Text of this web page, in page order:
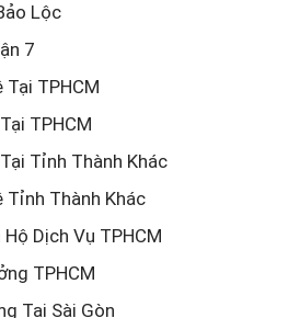
Lộc
7
TPHCM
TPHCM
Tỉnh Thành Khác
Tỉnh Thành Khác
Dịch Vụ TPHCM
TPHCM
Tại Sài Gòn